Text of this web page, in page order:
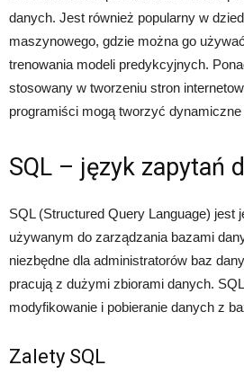
danych. Jest również popularny w
maszynowego, gdzie można go
trenowania modeli predykcyjnych.
stosowany w tworzeniu stron
programiści mogą tworzyć
SQL – język zapytań
SQL (Structured Query Language) jest
używanym do zarządzania bazami
niezbędne dla administratorów baz
pracują z dużymi zbiorami danych.
modyfikowanie i pobieranie danych z
Zalety SQL